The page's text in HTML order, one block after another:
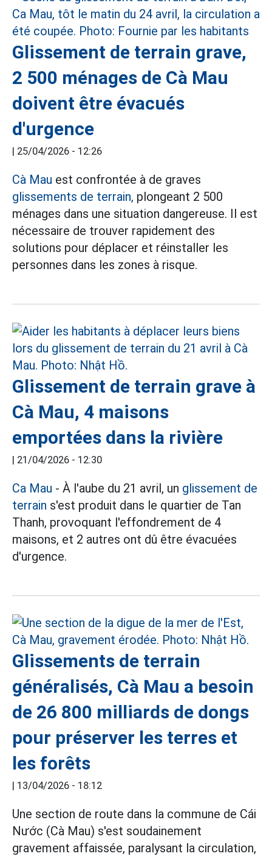
Glissement de terrain grave,
2 500 ménages de Cà Mau
doivent être évacués
d'urgence
25/04/2026 - 12:26
Cà Mau est confrontée à de graves
glissements de terrain, plongeant 2 500
ménages dans une situation dangereuse. Il est
nécessaire de trouver rapidement des
solutions pour déplacer et réinstaller les
personnes dans les zones à risque.
Glissement de terrain grave à
Cà Mau, 4 maisons
emportées dans la rivière
21/04/2026 - 12:30
Ca Mau - À l'aube du 21 avril, un glissement de
terrain s'est produit dans le quartier de Tan
Thanh, provoquant l'effondrement de 4
maisons, et 2 autres ont dû être évacuées
d'urgence.
Glissements de terrain
généralisés, Cà Mau a besoin
de 26 800 milliards de dongs
pour préserver les terres et
les forêts
13/04/2026 - 18:12
Une section de route dans la commune de Cái
Nước (Cà Mau) s'est soudainement
gravement affaissée, paralysant la circulation,